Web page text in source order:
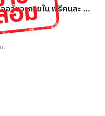
อวัยวะภายใน ฟรีคนละ 1
.